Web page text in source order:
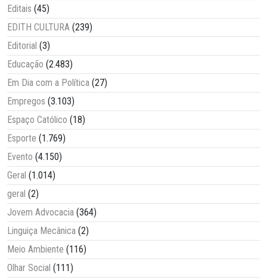
Editais (45)
EDITH CULTURA (239)
Editorial (3)
Educação (2.483)
Em Dia com a Política (27)
Empregos (3.103)
Espaço Católico (18)
Esporte (1.769)
Evento (4.150)
Geral (1.014)
geral (2)
Jovem Advocacia (364)
Linguiça Mecânica (2)
Meio Ambiente (116)
Olhar Social (111)